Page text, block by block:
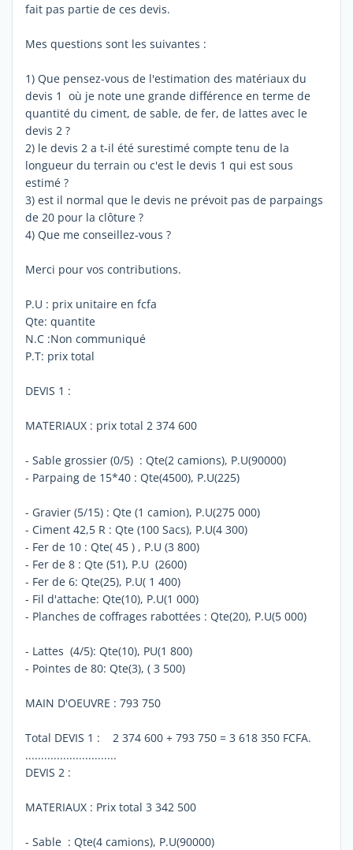
fait pas partie de ces devis.
Mes questions sont les suivantes :
1) Que pensez-vous de l'estimation des matériaux du
devis 1 où je note une grande différence en terme de
quantité du ciment, de sable, de fer, de lattes avec le
devis 2 ?
2) le devis 2 a t-il été surestimé compte tenu de la
longueur du terrain ou c'est le devis 1 qui est sous
estimé ?
3) est il normal que le devis ne prévoit pas de parpaings
de 20 pour la clôture ?
4) Que me conseillez-vous ?
Merci pour vos contributions.
P.U : prix unitaire en fcfa
Qte: quantite
N.C :Non communiqué
P.T: prix total
DEVIS 1 :
MATERIAUX : prix total 2 374 600
- Sable grossier (0/5) : Qte(2 camions), P.U(90000)
- Parpaing de 15*40 : Qte(4500), P.U(225)
- Gravier (5/15) : Qte (1 camion), P.U(275 000)
- Ciment 42,5 R : Qte (100 Sacs), P.U(4 300)
- Fer de 10 : Qte( 45 ) , P.U (3 800)
- Fer de 8 : Qte (51), P.U (2600)
- Fer de 6: Qte(25), P.U( 1 400)
- Fil d'attache: Qte(10), P.U(1 000)
- Planches de coffrages rabottées : Qte(20), P.U(5 000)
- Lattes (4/5): Qte(10), PU(1 800)
- Pointes de 80: Qte(3), ( 3 500)
MAIN D'OEUVRE : 793 750
Total DEVIS 1 : 2 374 600 + 793 750 = 3 618 350 FCFA.
.............................
DEVIS 2 :
MATERIAUX : Prix total 3 342 500
- Sable : Qte(4 camions), P.U(90000)